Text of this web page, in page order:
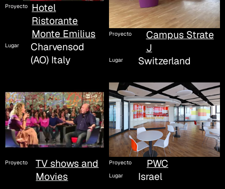
Proyecto
Hotel
Ristorante
Monte Emilius
Lugar
Charvensod
(AO) Italy
Proyecto
Campus Strate
J
Lugar Switzerland
Proyecto
TV shows and
Movies
Proyecto PWC
Lugar Israel